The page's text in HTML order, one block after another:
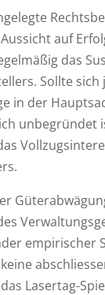
auf
das
Sollte sich
in der
unbegründet
empirischer
Lasertag-